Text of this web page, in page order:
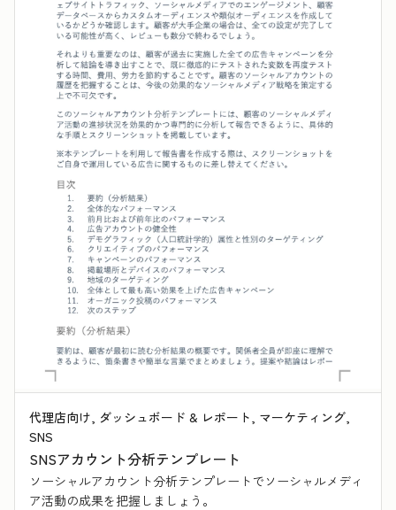
代理店向け, ダッシュボード & レポート, マーケティング,
SNS
SNSアカウント分析テンプレート
ソーシャルアカウント分析テンプレートでソーシャルメディ
ア活動の成果を把握しましょう。